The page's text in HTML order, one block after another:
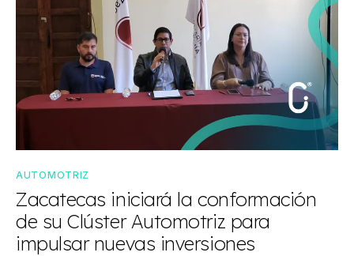
AUTOMOTRIZ
Zacatecas iniciará la conformación
de su Clúster Automotriz para
impulsar nuevas inversiones